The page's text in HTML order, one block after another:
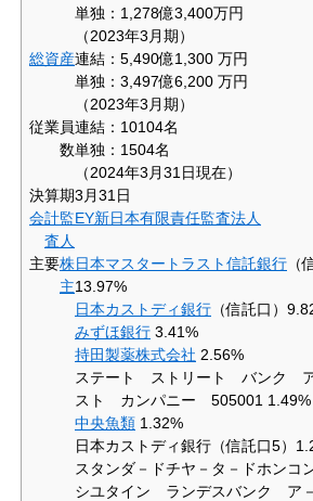
単独：1,278億3,400万円
（2023年3月期）
総資産連結：5,490億1,300 万円
単独：3,497億6,200 万円
（2023年3月期）
従業員
数
連結：10104名
単独：1504名
（2024年3月31日現在）
決算期3月31日
会計監
査人
EY新日本有限責任監査法人
主要株
主
日本マスタートラスト信託銀行 （
13.97%
日本カストディ銀行 （信託口）
みずほ銀行 3.41%
持田製薬株式会社 2.56%
ステート ストリート バンク
スト カンパニー 505001 1.49%
中央魚類 1.32%
日本カストディ銀行（信託口5）
スタンダ－ドチヤ－タ－ドホン
シユタイン ランデスバンク ア